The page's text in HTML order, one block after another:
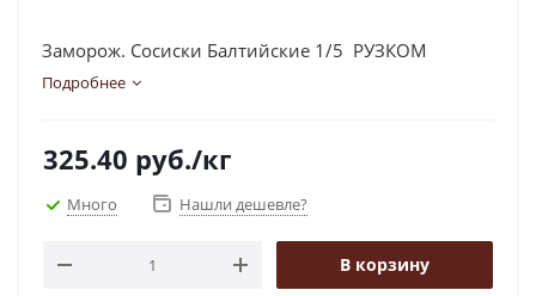
Заморож. Сосиски Балтийские 1/5 РУЗКОМ
Подробнее
325.40 руб./кг
Много Нашли дешевле?
В корзину